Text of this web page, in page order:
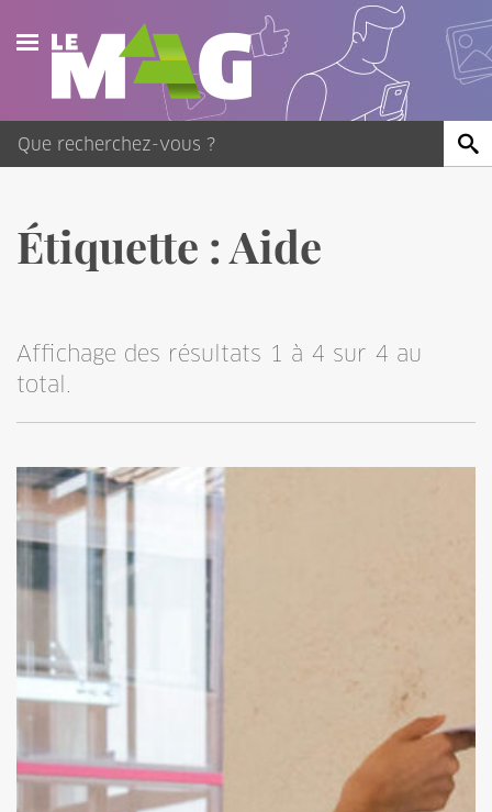
Actualités
Agenda
Vidéos
Étiquette :Aide
Affichage des résultats 1 à 4 sur 4 au
total.